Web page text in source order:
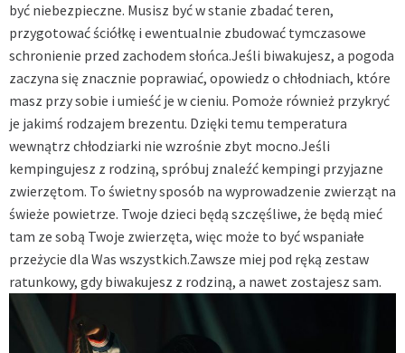
być niebezpieczne. Musisz być w stanie zbadać teren,
przygotować ściółkę i ewentualnie zbudować tymczasowe
schronienie przed zachodem słońca.Jeśli biwakujesz, a pogoda
zaczyna się znacznie poprawiać, opowiedz o chłodniach, które
masz przy sobie i umieść je w cieniu. Pomoże również przykryć
je jakimś rodzajem brezentu. Dzięki temu temperatura
wewnątrz chłodziarki nie wzrośnie zbyt mocno.Jeśli
kempingujesz z rodziną, spróbuj znaleźć kempingi przyjazne
zwierzętom. To świetny sposób na wyprowadzenie zwierząt na
świeże powietrze. Twoje dzieci będą szczęśliwe, że będą mieć
tam ze sobą Twoje zwierzęta, więc może to być wspaniałe
przeżycie dla Was wszystkich.Zawsze miej pod ręką zestaw
ratunkowy, gdy biwakujesz z rodziną, a nawet zostajesz sam.